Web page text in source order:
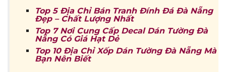
Top 5 Địa Chỉ Bán Tranh Đính Đá Đà Nẵng
Đẹp – Chất Lượng Nhất
Top 7 Nơi Cung Cấp Decal Dán Tường Đà
Nẵng Có Giá Hạt Dẻ
Top 10 Địa Chỉ Xốp Dán Tường Đà Nẵng Mà
Bạn Nên Biết